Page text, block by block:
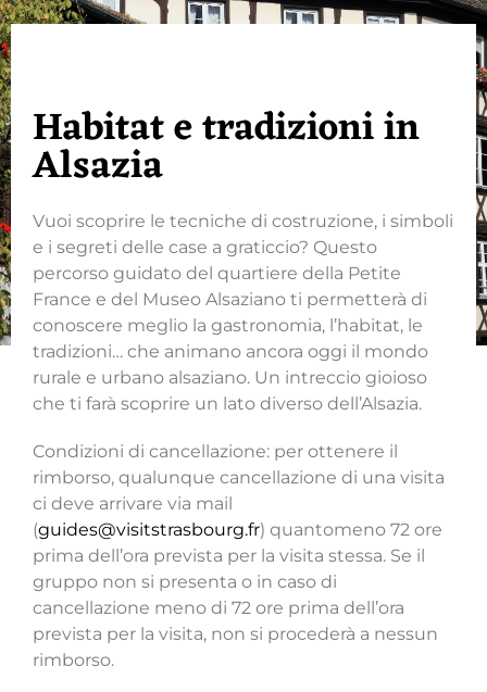
Habitat e tradizioni in
Alsazia
Vuoi scoprire le tecniche di costruzione, i simboli
e i segreti delle case a graticcio? Questo
percorso guidato del quartiere della Petite
France e del Museo Alsaziano ti permetterà di
conoscere meglio la gastronomia, l’habitat, le
tradizioni… che animano ancora oggi il mondo
rurale e urbano alsaziano. Un intreccio gioioso
che ti farà scoprire un lato diverso dell’Alsazia.
Condizioni di cancellazione: per ottenere il
rimborso, qualunque cancellazione di una visita
ci deve arrivare via mail
(guides@visitstrasbourg.fr) quantomeno 72 ore
prima dell’ora prevista per la visita stessa. Se il
gruppo non si presenta o in caso di
cancellazione meno di 72 ore prima dell’ora
prevista per la visita, non si procederà a nessun
rimborso.